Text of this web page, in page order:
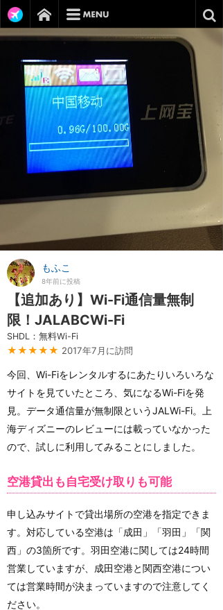
もふこ
8年前に投稿
【追加あり】Wi-Fi通信量無制
限！JALABCWi-Fi
SHDL：無料Wi-Fi
★★★★★ 2017年7月に訪問
今回、Wi-Fiをレンタルするにあたりいろいろな
サイトを見ていたところ、気になるWi-Fiを発
見。データ通信量が無制限というJALWi-Fi。上
海ディズニーのレビューには載っていなかった
ので、試しに利用してみることにしました。
空港貸出も自宅受け取りも可能
申し込みサイトで貸出場所の空港を指定できま
す。対応している空港は「成田」「羽田」「関
西」の3箇所です。羽田空港に関しては24時間
営業していますが、成田空港と関西空港につい
ては営業時間が決まっていますので注意してく
ださい。